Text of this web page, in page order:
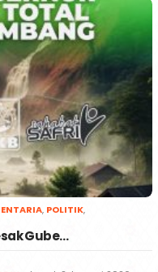
, POLITIK,
Gube…